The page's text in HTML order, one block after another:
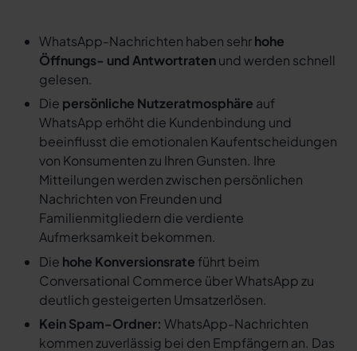
WhatsApp-Nachrichten haben sehrhohe
Öffnungs- und Antwortratenund werden schnell
gelesen.
Die persönliche Nutzeratmosphäre auf
WhatsApp erhöht die Kundenbindung und
beeinflusst die emotionalen Kaufentscheidungen
von Konsumenten zu Ihren Gunsten. Ihre
Mitteilungen werden zwischen persönlichen
Nachrichten von Freunden und
Familienmitgliedern die verdiente
Aufmerksamkeit bekommen.
Die hohe Konversionsrate führt beim
Conversational Commerce über WhatsApp zu
deutlich gesteigerten Umsatzerlösen.
Kein Spam-Ordner: WhatsApp-Nachrichten
kommen zuverlässig bei den Empfängern an. Das